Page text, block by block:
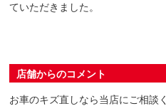
ていただきました。
店舗からのコメント
お車のキズ直しなら当店にご相談